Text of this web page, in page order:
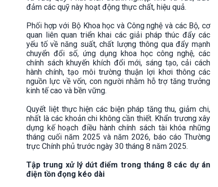
đảm các quỹ này hoạt động thực chất, hiệu quả.
Phối hợp với Bộ Khoa học và Công nghệ và các Bộ, cơ
quan liên quan triển khai các giải pháp thúc đẩy các
yếu tố về năng suất, chất lượng thông qua đẩy mạnh
chuyển đổi số, ứng dụng khoa học công nghệ, các
chính sách khuyến khích đổi mới, sáng tạo, cải cách
hành chính, tạo môi trường thuận lợi khơi thông các
nguồn lực về vốn, con người nhằm hỗ trợ tăng trưởng
kinh tế cao và bền vững.
Quyết liệt thực hiện các biện pháp tăng thu, giảm chi,
nhất là các khoản chi không cần thiết. Khẩn trương xây
dựng kế hoạch điều hành chính sách tài khóa những
tháng cuối năm 2025 và năm 2026, báo cáo Thường
trực Chính phủ trước ngày 30 tháng 8 năm 2025.
Tập trung xử lý dứt điểm trong tháng 8 các dự án
điện tồn đọng kéo dài